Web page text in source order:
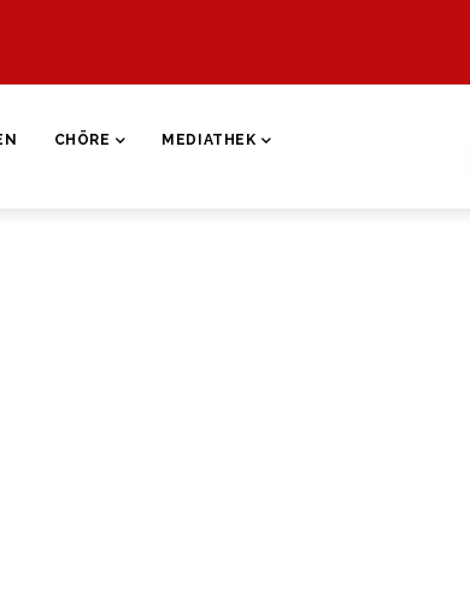
CHÖRE MEDIATHEK